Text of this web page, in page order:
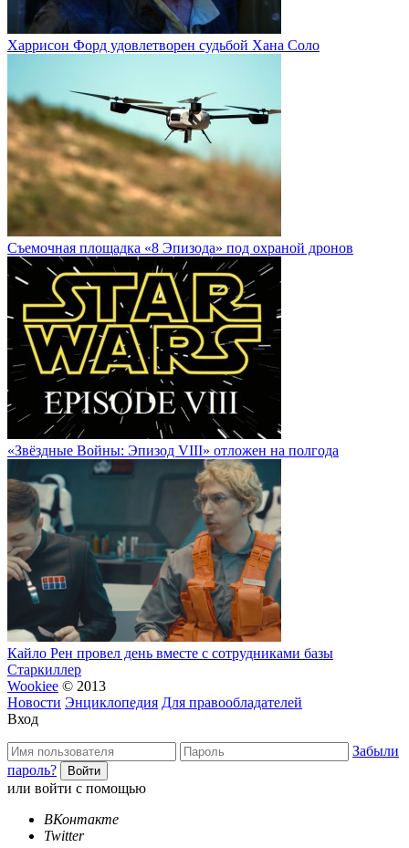
Харрисон Форд удовлетворен судьбой Хана Соло
Cъемочная площадка «8 Эпизода» под охраной дронов
«Звёздные Войны: Эпизод VIII» отложен на полгода
Кайло Рен провел день вместе с сотрудниками базы
Старкиллер
Wookiee © 2013
Новости Энциклопедия Для правообладателей
Вход
Забыли
пароль?
или войти с помощью
ВКонтакте
Twitter